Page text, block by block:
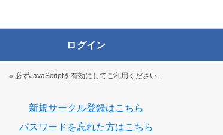
ログイン
※ 必ずJavaScriptを有効にしてご利用ください。
新規サークル登録はこちら
パスワードを忘れた方はこちら